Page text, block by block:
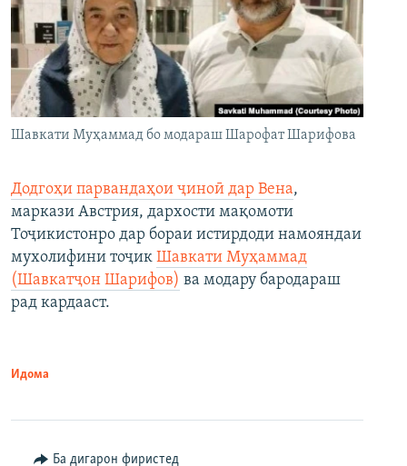
Шавкати Муҳаммад бо модараш Шарофат Шарифова
Додгоҳи парвандаҳои ҷиноӣ дар Вена,
маркази Австрия, дархости мақомоти
Тоҷикистонро дар бораи истирдоди намояндаи
мухолифини тоҷик Шавкати Муҳаммад
(Шавкатҷон Шарифов) ва модару бародараш
рад кардааст.
Идома
Ба дигарон фиристед